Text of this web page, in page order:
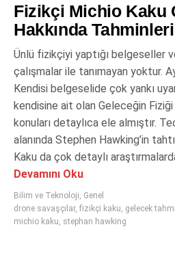
Fizikçi Michio Kaku
Hakkında Tahminleri
Ünlü fizikçiyi yaptığı belgeseller
çalışmalar ile tanımayan yoktur.
Kendisi belgeselide çok yankı
kendisine ait olan Geleceğin Fiziği
konuları detaylıca ele almıştır.
alanında Stephen Hawking’in
Kaku da çok detaylı
Devamını Oku
Bilim ve Teknoloji Genel
drone savaşçılar, fizikçi kaku gelecek
michio kaku stephan hawking